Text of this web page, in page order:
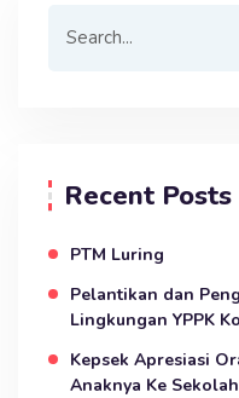
Recent Posts
PTM Luring
Pelantikan dan
Lingkungan YPPK
Kepsek Apresiasi
Anaknya Ke Sekolah